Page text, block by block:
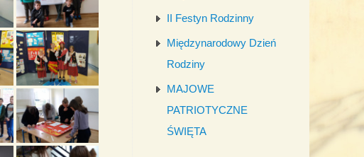
II Festyn Rodzinny
Międzynarodowy Dzień
Rodziny
MAJOWE
PATRIOTYCZNE
ŚWIĘTA